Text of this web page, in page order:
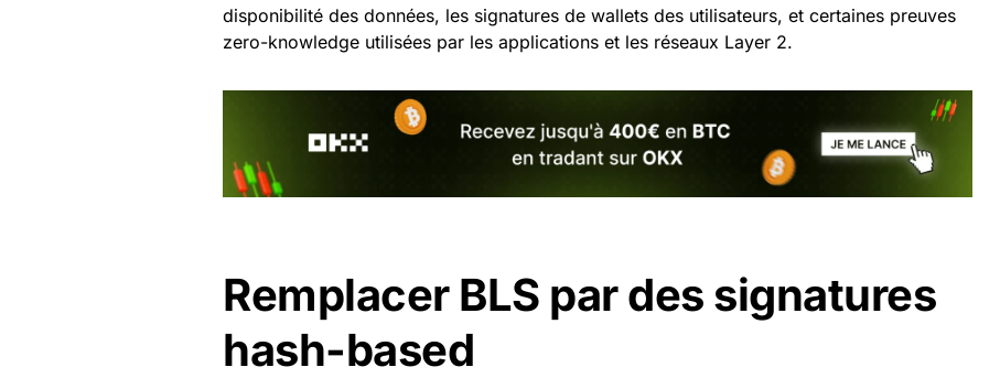
disponibilité des données, les signatures de wallets des utilisateurs, et certaines preuves
zero-knowledge utilisées par les applications et les réseaux Layer 2.
Remplacer BLS par des signatures
hash-based